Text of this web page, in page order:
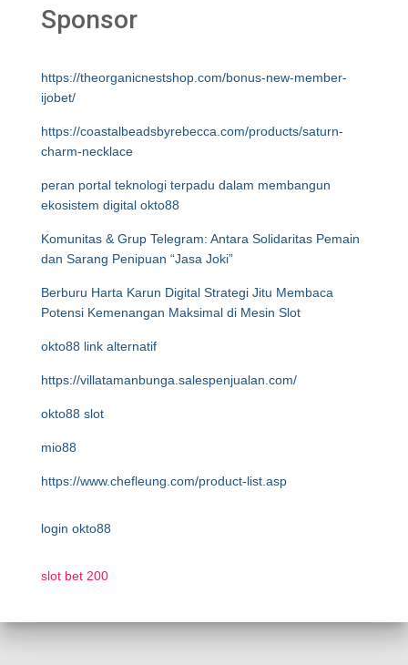
Sponsor
https://theorganicnestshop.com/bonus-new-member-
ijobet/
https://coastalbeadsbyrebecca.com/products/saturn-
charm-necklace
peran portal teknologi terpadu dalam membangun
ekosistem digital okto88
Komunitas & Grup Telegram: Antara Solidaritas Pemain
dan Sarang Penipuan “Jasa Joki”
Berburu Harta Karun Digital Strategi Jitu Membaca
Potensi Kemenangan Maksimal di Mesin Slot
okto88 link alternatif
https://villatamanbunga.salespenjualan.com/
okto88 slot
mio88
https://www.chefleung.com/product-list.asp
login okto88
slot bet 200